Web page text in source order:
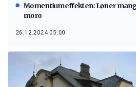
Momentiumeffekten: Løner
moro
26.12.2024 05:00